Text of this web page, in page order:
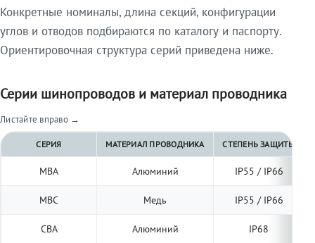
Конкретные номиналы, длина секций, конфигурации
углов и отводов подбираются по каталогу и паспорту.
Ориентировочная структура серий приведена ниже.
Серии шинопроводов и материал проводника
Листайте вправо →
СЕРИЯ МАТЕРИАЛ ПРОВОДНИКА СТЕПЕНЬ ЗАЩИТЫ
МВА Алюминий IP55 / IP66
МВС Медь IP55 / IP66
СВА Алюминий IP68